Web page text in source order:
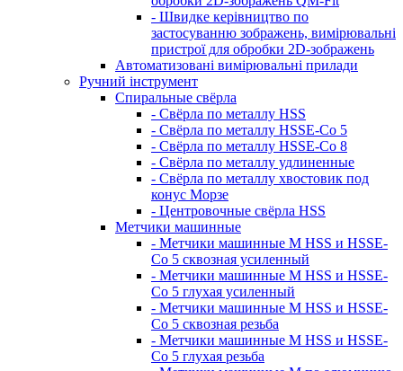
- Швидке керівництво по
застосуванню зображень, вимірювальні
пристрої для обробки 2D-зображень
Автоматизовані вимірювальні прилади
Ручний інструмент
Спиральные свёрла
- Свёрла по металлу HSS
- Свёрла по металлу HSSE-Co 5
- Свёрла по металлу HSSE-Co 8
- Свёрла по металлу удлиненные
- Свёрла по металлу хвостовик под
конус Морзе
- Центровочные свёрла HSS
Метчики машинные
- Метчики машинные M HSS и HSSE-
Co 5 сквозная усиленный
- Метчики машинные M HSS и HSSE-
Co 5 глухая усиленный
- Метчики машинные M HSS и HSSE-
Co 5 сквозная резьба
- Метчики машинные M HSS и HSSE-
Co 5 глухая резьба